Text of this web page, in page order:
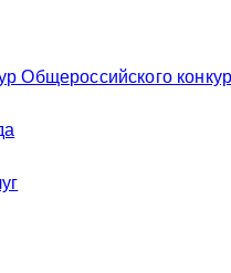
Общероссийского